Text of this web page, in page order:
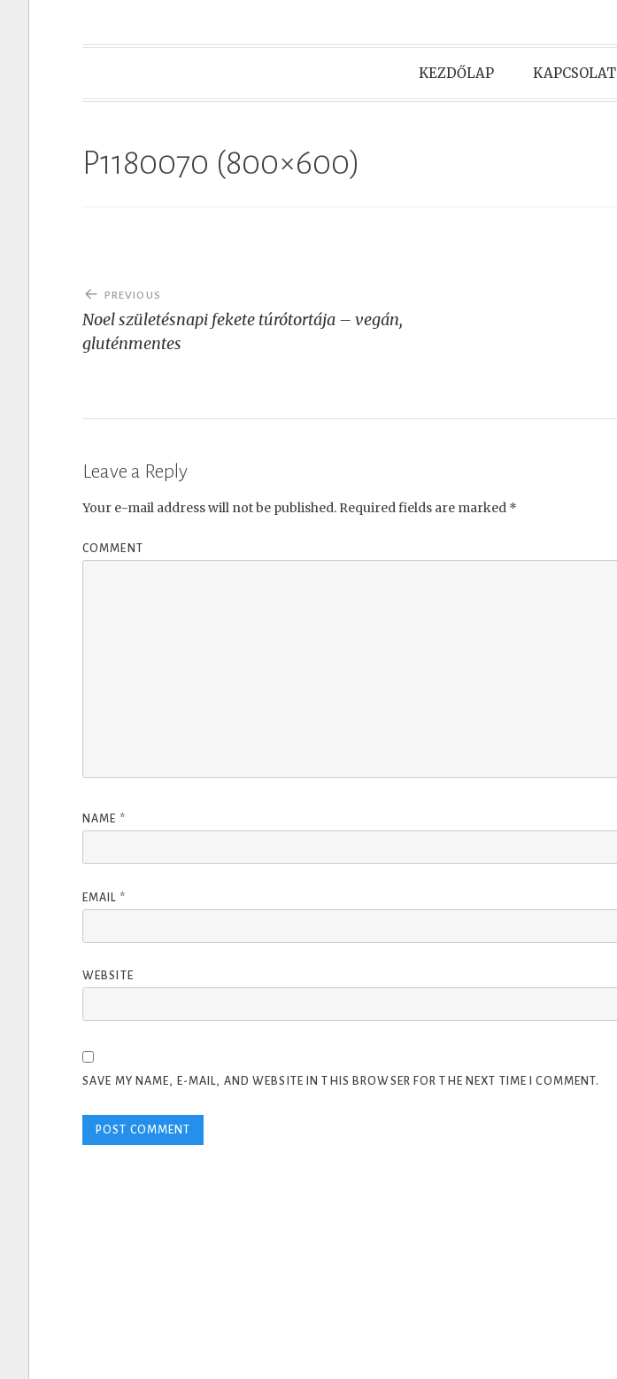
KEZDŐLAP KAPCSOLAT
P1180070 (800×600)
Post
navigation
PREVIOUS
Noel születésnapi fekete túrótortája – vegán,
gluténmentes
Leave a Reply
Your e-mail address will not be published. Required fields are marked *
COMMENT
NAME *
EMAIL *
WEBSITE
SAVE MY NAME, E-MAIL, AND WEBSITE IN THIS BROWSER FOR THE NEXT TIME I COMMENT.